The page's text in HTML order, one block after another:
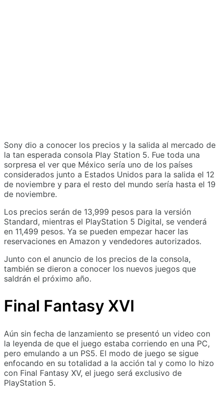
Sony dio a conocer los precios y la salida al mercado de
la tan esperada consola Play Station 5. Fue toda una
sorpresa el ver que México sería uno de los países
considerados junto a Estados Unidos para la salida el 12
de noviembre y para el resto del mundo sería hasta el 19
de noviembre.
Los precios serán de 13,999 pesos para la versión
Standard, mientras el PlayStation 5 Digital, se venderá
en 11,499 pesos. Ya se pueden empezar hacer las
reservaciones en Amazon y vendedores autorizados.
Junto con el anuncio de los precios de la consola,
también se dieron a conocer los nuevos juegos que
saldrán el próximo año.
Final Fantasy XVI
Aún sin fecha de lanzamiento se presentó un video con
la leyenda de que el juego estaba corriendo en una PC,
pero emulando a un PS5. El modo de juego se sigue
enfocando en su totalidad a la acción tal y como lo hizo
con Final Fantasy XV, el juego será exclusivo de
PlayStation 5.